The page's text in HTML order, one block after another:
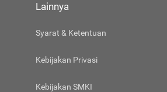
Lainnya
Syarat & Ketentuan
Kebijakan Privasi
Kebijakan SMKI